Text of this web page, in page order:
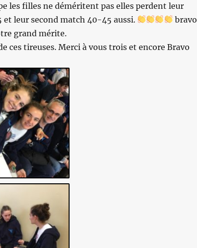
les filles ne déméritent pas elles perdent leur
leur second match 40-45 aussi.
bravo
grand mérite.
ces tireuses. Merci à vous trois et encore Bravo